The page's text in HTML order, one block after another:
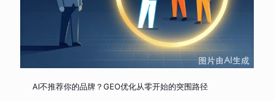
AI不推荐你的品牌？GEO优化从零开始的突围路径